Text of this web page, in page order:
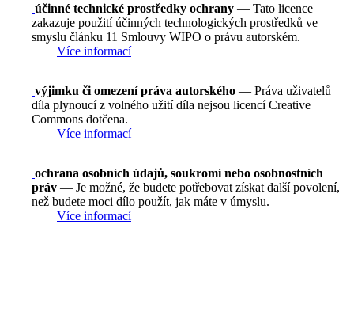
účinné technické prostředky ochrany — Tato licence
zakazuje použití účinných technologických prostředků ve
smyslu článku 11 Smlouvy WIPO o právu autorském.
Více informací
výjimku či omezení práva autorského — Práva uživatelů
díla plynoucí z volného užití díla nejsou licencí Creative
Commons dotčena.
Více informací
ochrana osobních údajů, soukromí nebo osobnostních
práv — Je možné, že budete potřebovat získat další povolení,
než budete moci dílo použít, jak máte v úmyslu.
Více informací